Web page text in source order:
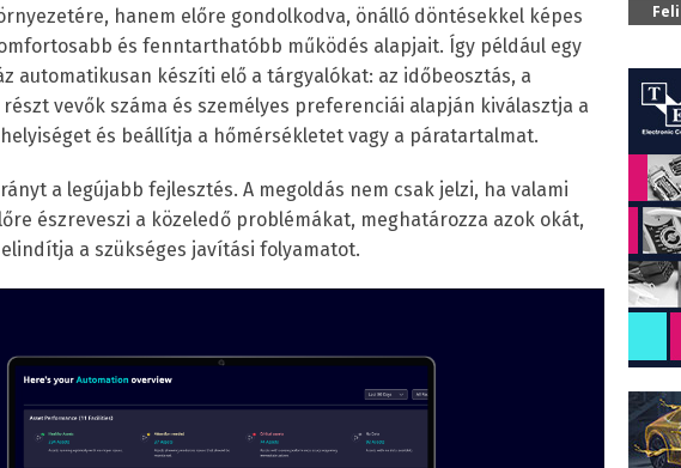
hanem előre gondolkodva, önálló döntésekkel képes
és fenntarthatóbb működés alapjait. Így például egy
automatikusan készíti elő a tárgyalókat: az időbeosztás, a
vevők száma és személyes preferenciái alapján kiválasztja a
és beállítja a hőmérsékletet vagy a páratartalmat.
a legújabb fejlesztés. A megoldás nem csak jelzi, ha valami
észreveszi a közeledő problémákat, meghatározza azok okát,
a szükséges javítási folyamatot.